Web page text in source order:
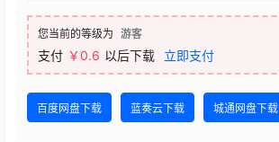
您当前的等级为 游客
支付 ￥0.6 以后下载 立即支付
百度网盘下载 蓝奏云下载 城通网盘下载